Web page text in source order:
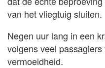
van het vliegtuig sluiten.
Negen uur lang in een
volgens veel
vermoeidheid.